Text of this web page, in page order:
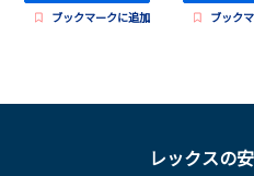
ブックマークに追加 ブック
レックスの